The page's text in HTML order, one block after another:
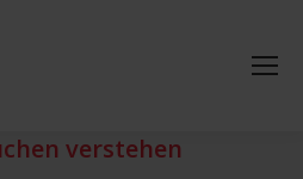
verstehen